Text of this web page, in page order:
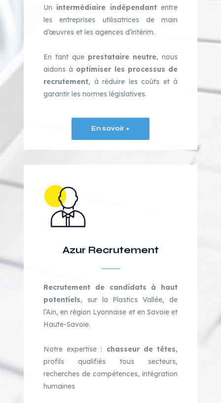
Un intermédiaire indépendantentre
les entreprises utilisatrices de main
d’œuvres et les agences d’intérim.
En tant que prestataire neutre, nous
aidons à optimiser les processus de
recrutement, à réduire les coûts et à
garantir les normes législatives.
En savoir +
Azur Recrutement
Recrutement de candidats à haut
potentiels, sur la Plastics Vallée, de
l’Ain, en région Lyonnaise et en Savoie et
Haute-Savoie.
Notre expertise : chasseur de têtes,
profils qualifiés tous secteurs,
recherches de compétences, intégration
humaines